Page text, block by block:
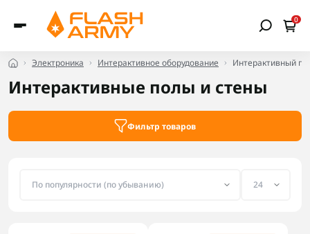
0
Электроника Интерактивное оборудование Интерактивный
Интерактивные полы и стены
Фильтр товаров